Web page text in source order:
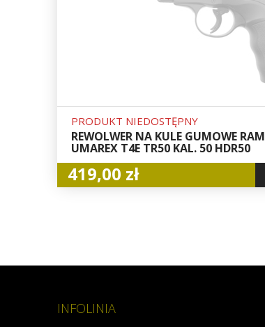
PRODUKT NIEDOSTĘPNY
REWOLWER NA KULE GUMOWE RAM
UMAREX T4E TR50 KAL. 50 HDR50
419,00 zł
INFOLINIA